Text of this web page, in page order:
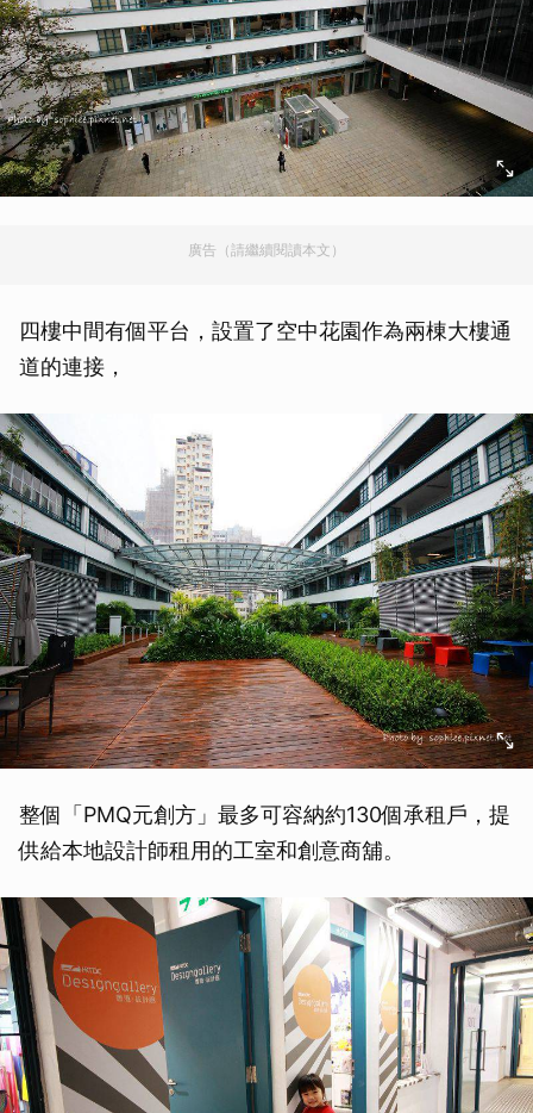
廣告（請繼續閱讀本文）
四樓中間有個平台，設置了空中花園作為兩棟大樓通
道的連接，
整個「PMQ元創方」最多可容納約130個承租戶，提
供給本地設計師租用的工室和創意商舖。